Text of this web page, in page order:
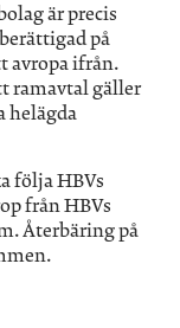
är precis
på
avropa ifrån.
ramavtal gäller
helägda
följa HBVs
från HBVs
Återbäring på